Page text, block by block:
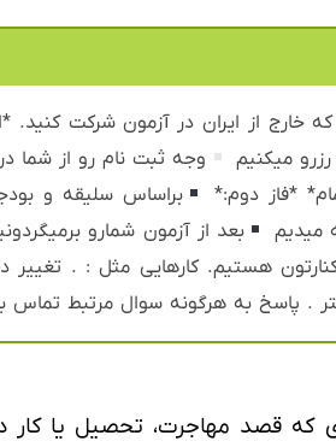
خارج از ایران در آزمون شرکت کنید.
میکنیم
وجه ثبت نام رو از شما
*فاز دوم:* براساس سلیقه و
میدیم
بعد از آزمون شمارو
هستیم. کارهایی مثل : .
به هرگونه سوال مرتبط تماس
قصد مهاجرت، تحصیل یا کار